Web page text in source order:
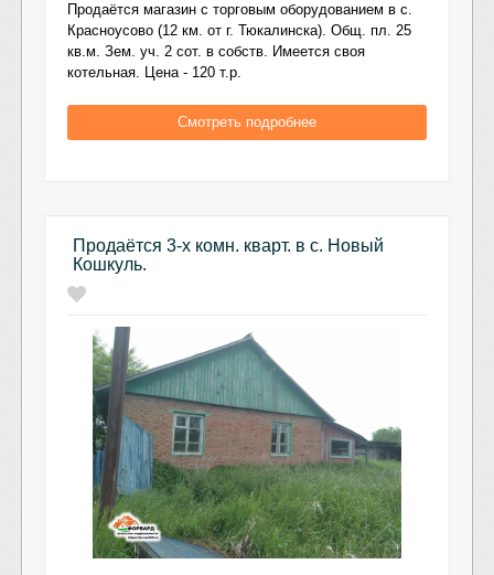
Продаётся магазин с торговым оборудованием в с.
Красноусово (12 км. от г. Тюкалинска). Общ. пл. 25
кв.м. Зем. уч. 2 сот. в собств. Имеется своя
котельная. Цена - 120 т.р.
Смотреть подробнее
Продаётся 3-х комн. кварт. в с. Новый
Кошкуль.